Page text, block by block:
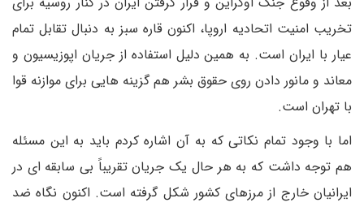
تخریب امنیت اتحادیه اروپا، اکنون قاره سبز به دنبال تقابل تمام
عیار با ایران است. به همین دلیل استفاده از جریان اپوزیسیون و
معاند و مانور دادن روی حقوق بشر هم گزینه هایی برای موازنه قوا
با تهران است.
اما با وجود تمام نکاتی که به آن اشاره کردم باید به این مسئله
هم توجه داشت که به هر حال یک جریان تقریباً بی سابقه ای در
ایرانیان خارج از مرزهای کشور شکل گرفته است. اکنون نگاه ضد